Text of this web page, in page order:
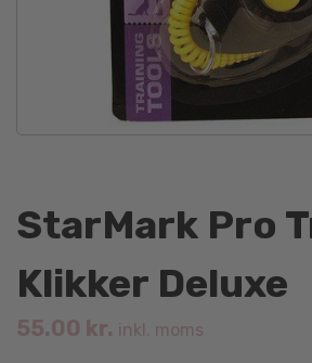
StarMark Pro
Klikker Deluxe
55.00 kr. inkl. moms